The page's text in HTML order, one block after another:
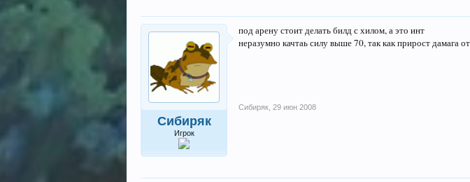
Сибиряк
Игрок
под арену стоит делать билд с хилом, а это инт
неразумно качтаь силу выше 70, так как прирост
Сибиряк 29 июн 2008